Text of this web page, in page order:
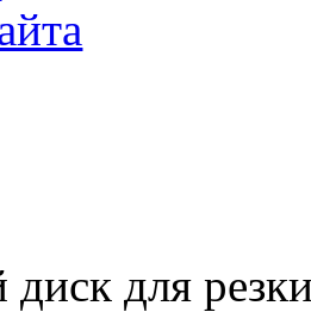
для